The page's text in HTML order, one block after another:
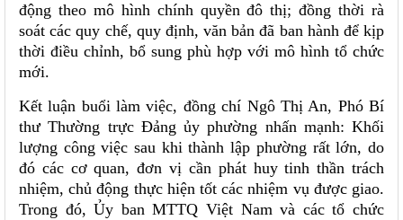
động theo mô hình chính quyền đô thị; đồng thời rà
soát các quy chế, quy định, văn bản đã ban hành để kịp
thời điều chỉnh, bổ sung phù hợp với mô hình tổ chức
mới.
Kết luận buổi làm việc, đồng chí Ngô Thị An, Phó Bí
thư Thường trực Đảng ủy phường nhấn mạnh: Khối
lượng công việc sau khi thành lập phường rất lớn, do
đó các cơ quan, đơn vị cần phát huy tinh thần trách
nhiệm, chủ động thực hiện tốt các nhiệm vụ được giao.
Trong đó, Ủy ban MTTQ Việt Nam và các tổ chức